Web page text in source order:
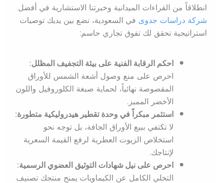
انطلاقاً من القراءات الميدانية وخبرتنا الاستشارية في أفضل
شركة دراسات جدوىفي السعودية، نضع بين يديك توصيات
استراتيجية تحقق لك تفوق تجاري حاسم:
احكم الرقابة الفنية على بيئة التجفيف المظلل:
احرص على منع وصول أشعة الشمس للأوراق
المقصوصة نهائياً، لحماية صبغة الكلوروفيل واللون
الأخضر المميز.
استثمر مبكراً في وحدة تقطير هيدروليكية متطورة:
لا تكتفي ببيع الأوراق الجافة، بل توجه نحو
استخلاص الزيوت العطرية لرفع القيمة السعرية
لإنتاجك.
احرص على نيل شهادات التوثيق العضوي الرسمية:
التخلي الكامل عن الكيماويات يمنح منتجك تصنيف